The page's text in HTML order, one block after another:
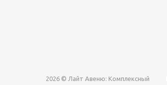
2026 © Лайт Авеню: Комплексный